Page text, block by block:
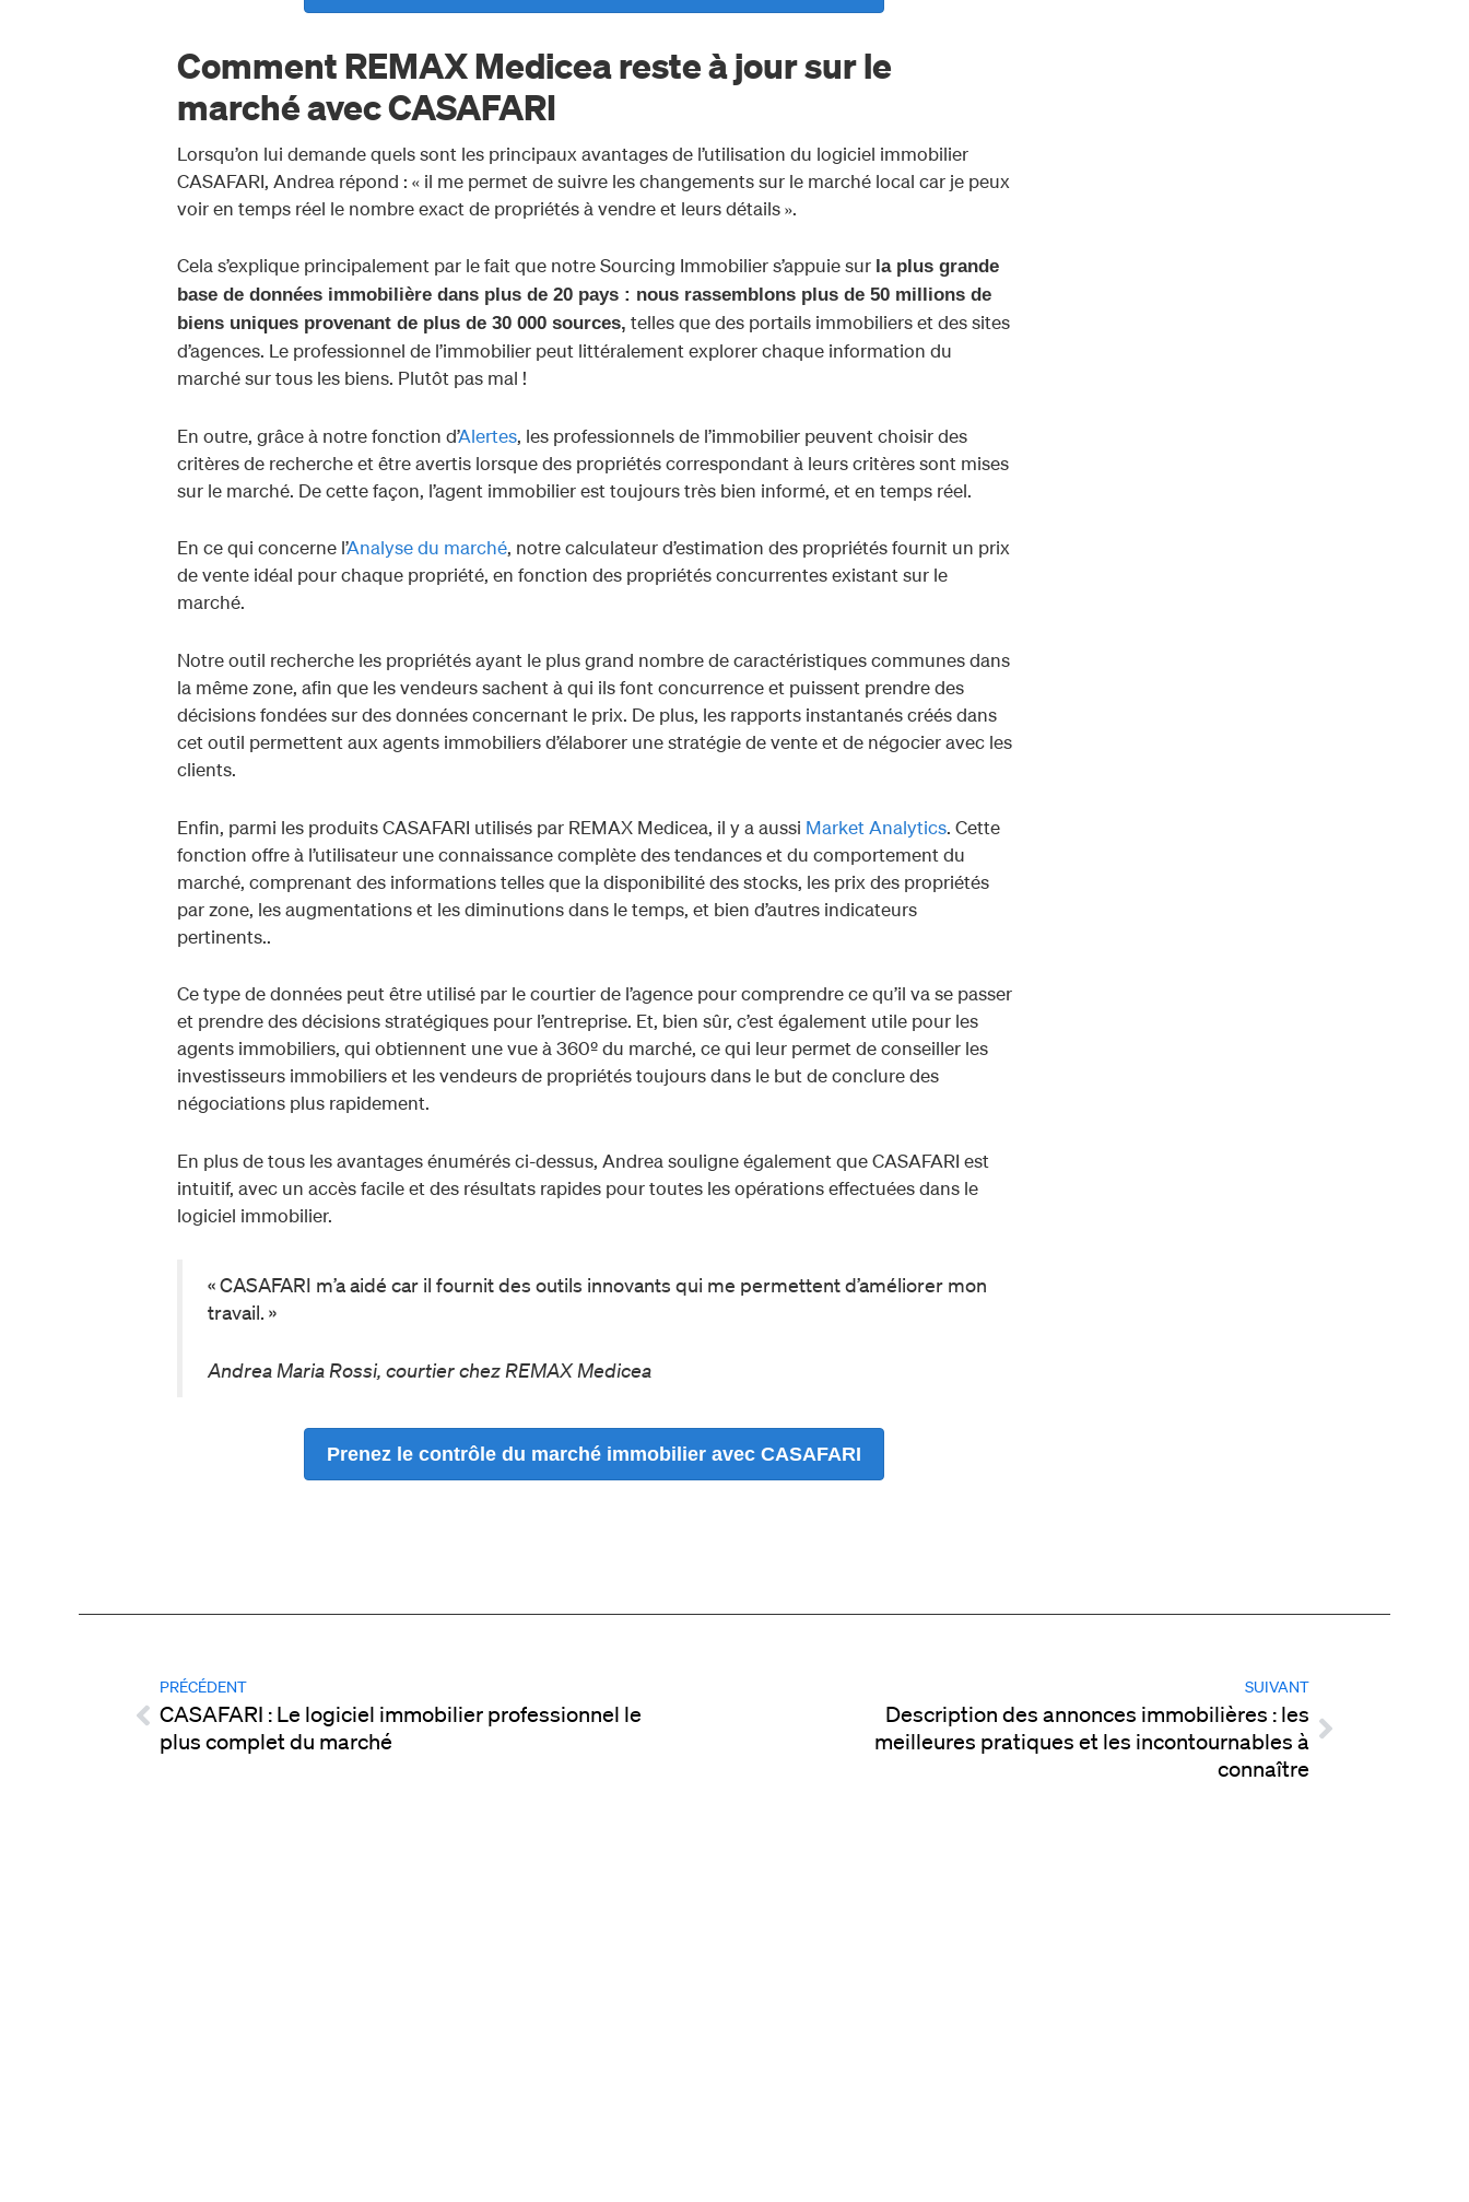
Comment REMAX Medicea reste à jour sur le
marché avec CASAFARI
Lorsqu’on lui demande quels sont les principaux avantages de l’utilisation du logiciel immobilier
CASAFARI, Andrea répond : « il me permet de suivre les changements sur le marché local car je peux
voir en temps réel le nombre exact de propriétés à vendre et leurs détails ».
Cela s’explique principalement par le fait que notre Sourcing Immobilier s’appuie sur la plus grande
base de données immobilière dans plus de 20 pays : nous rassemblons plus de 50 millions de
biens uniques provenant de plus de 30 000 sources, telles que des portails immobiliers et des sites
d’agences. Le professionnel de l’immobilier peut littéralement explorer chaque information du
marché sur tous les biens. Plutôt pas mal !
En outre, grâce à notre fonction d’Alertes, les professionnels de l’immobilier peuvent choisir des
critères de recherche et être avertis lorsque des propriétés correspondant à leurs critères sont mises
sur le marché. De cette façon, l’agent immobilier est toujours très bien informé, et en temps réel.
En ce qui concerne l’Analyse du marché, notre calculateur d’estimation des propriétés fournit un prix
de vente idéal pour chaque propriété, en fonction des propriétés concurrentes existant sur le
marché.
Notre outil recherche les propriétés ayant le plus grand nombre de caractéristiques communes dans
la même zone, afin que les vendeurs sachent à qui ils font concurrence et puissent prendre des
décisions fondées sur des données concernant le prix. De plus, les rapports instantanés créés dans
cet outil permettent aux agents immobiliers d’élaborer une stratégie de vente et de négocier avec les
clients.
Enfin, parmi les produits CASAFARI utilisés par REMAX Medicea, il y a aussi Market Analytics. Cette
fonction offre à l’utilisateur une connaissance complète des tendances et du comportement du
marché, comprenant des informations telles que la disponibilité des stocks, les prix des propriétés
par zone, les augmentations et les diminutions dans le temps, et bien d’autres indicateurs
pertinents..
Ce type de données peut être utilisé par le courtier de l’agence pour comprendre ce qu’il va se passer
et prendre des décisions stratégiques pour l’entreprise. Et, bien sûr, c’est également utile pour les
agents immobiliers, qui obtiennent une vue à 360º du marché, ce qui leur permet de conseiller les
investisseurs immobiliers et les vendeurs de propriétés toujours dans le but de conclure des
négociations plus rapidement.
En plus de tous les avantages énumérés ci-dessus, Andrea souligne également que CASAFARI est
intuitif, avec un accès facile et des résultats rapides pour toutes les opérations effectuées dans le
logiciel immobilier.
« CASAFARI m’a aidé car il fournit des outils innovants qui me permettent d’améliorer mon
travail. »
Andrea Maria Rossi, courtier chez REMAX Medicea
Prenez le contrôle du marché immobilier avec CASAFARI
PRÉCÉDENT
CASAFARI : Le logiciel immobilier professionnel le
plus complet du marché
SUIVANT
Description des annonces immobilières : les
meilleures pratiques et les incontournables à
connaître